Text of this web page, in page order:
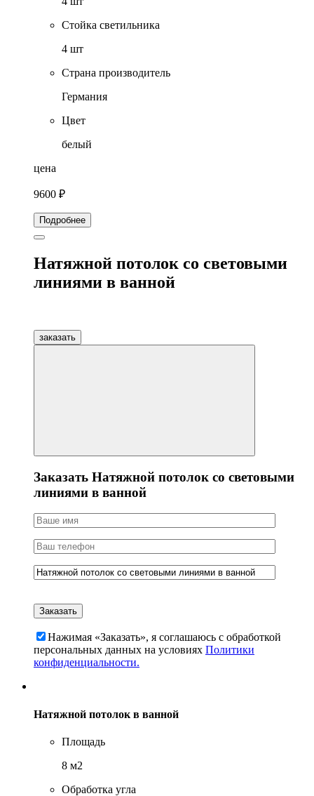
Стойка светильника
4 шт
Страна производитель
Германия
Цвет
белый
цена
9600 ₽
Подробнее
Натяжной потолок со световыми
линиями в ванной
заказать
Заказать Натяжной потолок со световыми
линиями в ванной
Нажимая «Заказать», я соглашаюсь c обработкой
персональных данных на условиях Политики
конфиденциальности.
Натяжной потолок в ванной
Площадь
8 м2
Обработка угла